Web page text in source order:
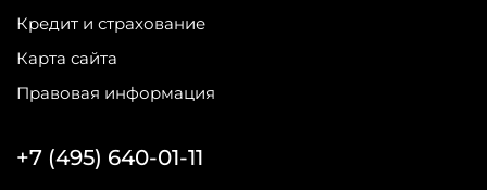
Кредит и страхование
Карта сайта
Правовая информация
+7 (495) 640-01-11